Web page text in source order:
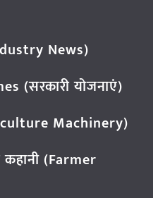
News)
(सरकारी योजनाएं)
Machinery)
(Farmer